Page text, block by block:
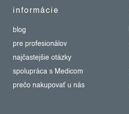
informácie
blog
pre profesionálov
najčastejšie otázky
spolupráca s Medicom
prečo nakupovať u nás